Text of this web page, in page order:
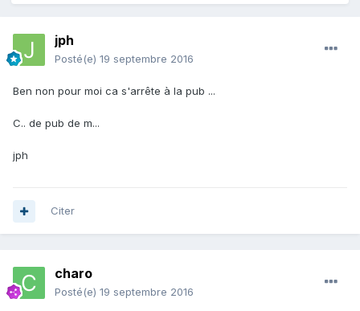
jph
Posté(e) 19 septembre 2016
Ben non pour moi ca s'arrête à la pub ...
C.. de pub de m...
jph
Citer
charo
Posté(e) 19 septembre 2016